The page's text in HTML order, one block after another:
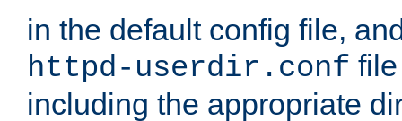
in the default config file,
httpd-userdir.conf
including the appropriate